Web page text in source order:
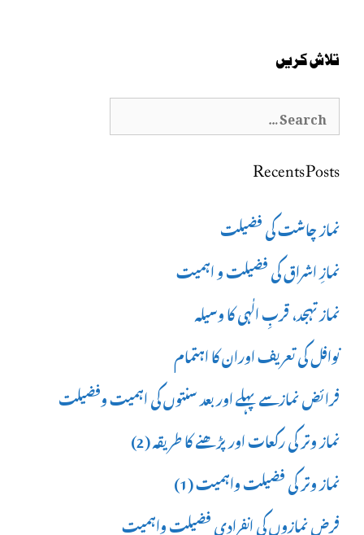
تلاش کریں
Search
Recents Posts
نماز چاشت کی فضیلت
نمازِ اشراق کی فضیلت و اہمیت
نماز تہجد، قربِ الٰہی کا وسیلہ
نوافل کی تعریف اوران کا اہتمام
فرائض نمازسے پہلے اور بعد سنتوں کی اہمیت وفضیلت
نماز وتر کی رکعات اور پڑھنے کا طریقہ (2)
نماز وتر کی فضیلت واہمیت (1)
فرض نمازوں کی انفرادی فضیلت واہمیت